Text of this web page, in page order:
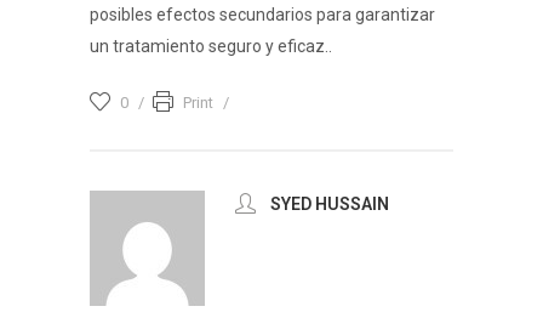
posibles efectos secundarios para garantizar
un tratamiento seguro y eficaz..
0 Print
SYED HUSSAIN